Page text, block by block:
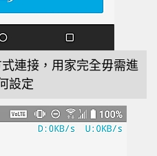
連接，用家完全毋需進
設定